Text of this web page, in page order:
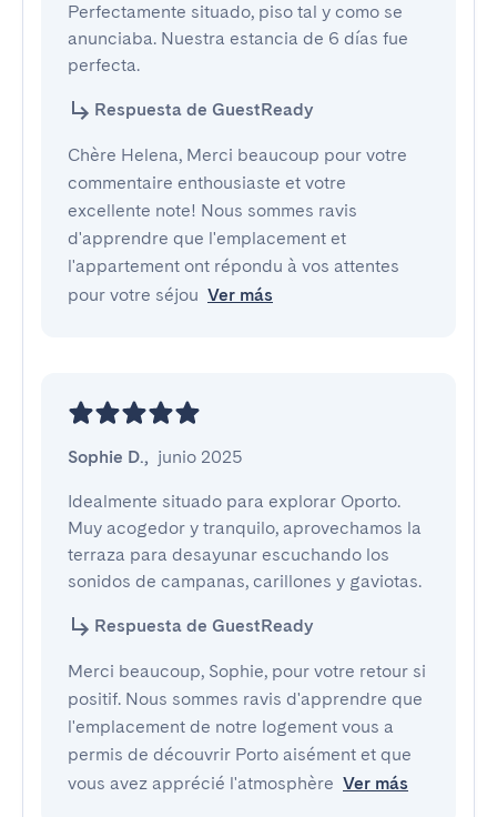
Perfectamente situado, piso tal y como se
anunciaba. Nuestra estancia de 6 días fue
perfecta.
Respuesta de GuestReady
Chère Helena, Merci beaucoup pour votre
commentaire enthousiaste et votre
excellente note! Nous sommes ravis
d'apprendre que l'emplacement et
l'appartement ont répondu à vos attentes
pour votre séjou Ver más
Sophie D., junio 2025
Idealmente situado para explorar Oporto.
Muy acogedor y tranquilo, aprovechamos la
terraza para desayunar escuchando los
sonidos de campanas, carillones y gaviotas.
Respuesta de GuestReady
Merci beaucoup, Sophie, pour votre retour si
positif. Nous sommes ravis d'apprendre que
l'emplacement de notre logement vous a
permis de découvrir Porto aisément et que
vous avez apprécié l'atmosphère Ver más